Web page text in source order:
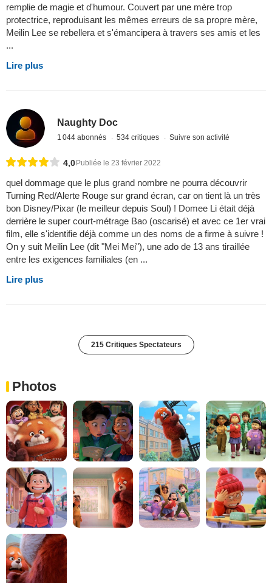
remplie de magie et d'humour. Couvert par une mère trop
protectrice, reproduisant les mêmes erreurs de sa propre mère,
Meilin Lee se rebellera et s'émancipera à travers ses amis et les
...
Lire plus
Naughty Doc
1 044 abonnés 534 critiques Suivre son activité
4,0 Publiée le 23 février 2022
quel dommage que le plus grand nombre ne pourra découvrir
Turning Red/Alerte Rouge sur grand écran, car on tient là un très
bon Disney/Pixar (le meilleur depuis Soul) ! Domee Li était déjà
derrière le super court-métrage Bao (oscarisé) et avec ce 1er vrai
film, elle s'identifie déjà comme un des noms de a firme à suivre !
On y suit Meilin Lee (dit "Mei Mei"), une ado de 13 ans tiraillée
entre les exigences familiales (en ...
Lire plus
215 Critiques Spectateurs
Photos